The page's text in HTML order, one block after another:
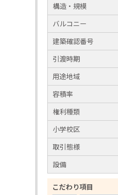
構造・規模
バルコニー
建築確認番号
引渡時期
用途地域
容積率
権利種類
小学校区
取引態様
設備
こだわり項目